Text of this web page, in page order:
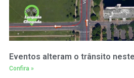
Eventos alteram o trânsito
Confira »